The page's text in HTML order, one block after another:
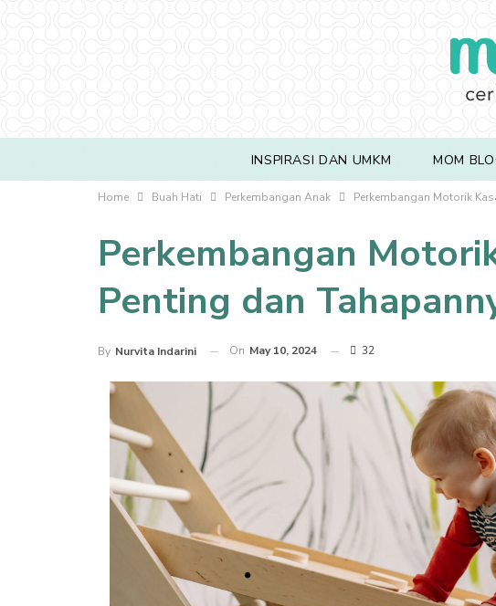
INSPIRASI DAN UMKM MOM
Home Buah Hati Perkembangan Anak Perkembangan Motorik
Perkembangan
Penting dan
By Nurvita Indarini On May 10, 2024 32